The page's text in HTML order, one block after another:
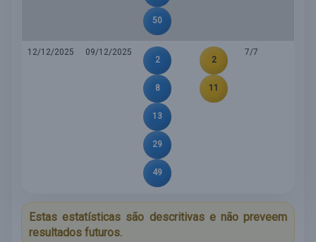
50
12/12/2025
09/12/2025
2
8
13
29
49
2
11
7/7
Estas estatísticas são descritivas e não preveem
resultados futuros.